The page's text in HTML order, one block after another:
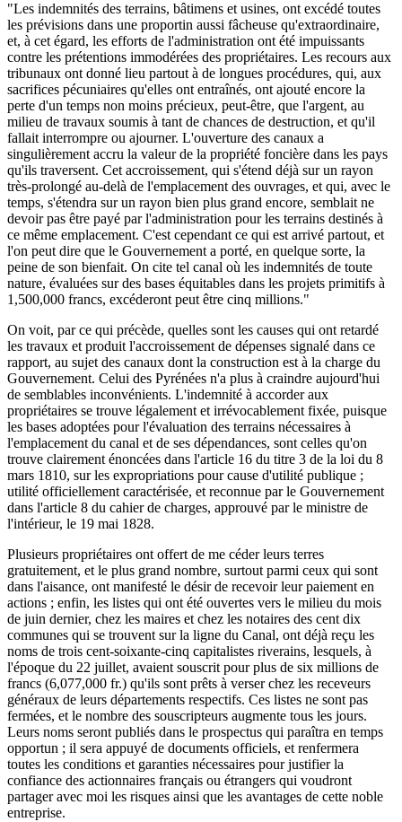
"Les indemnités des terrains, bâtimens et usines, ont excédé toutes
les prévisions dans une proportin aussi fâcheuse qu'extraordinaire,
et, à cet égard, les efforts de l'administration ont été impuissants
contre les prétentions immodérées des propriétaires. Les recours aux
tribunaux ont donné lieu partout à de longues procédures, qui, aux
sacrifices pécuniaires qu'elles ont entraînés, ont ajouté encore la
perte d'un temps non moins précieux, peut-être, que l'argent, au
milieu de travaux soumis à tant de chances de destruction, et qu'il
fallait interrompre ou ajourner. L'ouverture des canaux a
singulièrement accru la valeur de la propriété foncière dans les pays
qu'ils traversent. Cet accroissement, qui s'étend déjà sur un rayon
très-prolongé au-delà de l'emplacement des ouvrages, et qui, avec le
temps, s'étendra sur un rayon bien plus grand encore, semblait ne
devoir pas être payé par l'administration pour les terrains destinés à
ce même emplacement. C'est cependant ce qui est arrivé partout, et
l'on peut dire que le Gouvernement a porté, en quelque sorte, la
peine de son bienfait. On cite tel canal où les indemnités de toute
nature, évaluées sur des bases équitables dans les projets primitifs à
1,500,000 francs, excéderont peut être cinq millions."
On voit, par ce qui précède, quelles sont les causes qui ont retardé
les travaux et produit l'accroissement de dépenses signalé dans ce
rapport, au sujet des canaux dont la construction est à la charge du
Gouvernement. Celui des Pyrénées n'a plus à craindre aujourd'hui
de semblables inconvénients. L'indemnité à accorder aux
propriétaires se trouve légalement et irrévocablement fixée, puisque
les bases adoptées pour l'évaluation des terrains nécessaires à
l'emplacement du canal et de ses dépendances, sont celles qu'on
trouve clairement énoncées dans l'article 16 du titre 3 de la loi du 8
mars 1810, sur les expropriations pour cause d'utilité publique ;
utilité officiellement caractérisée, et reconnue par le Gouvernement
dans l'article 8 du cahier de charges, approuvé par le ministre de
l'intérieur, le 19 mai 1828.
Plusieurs propriétaires ont offert de me céder leurs terres
gratuitement, et le plus grand nombre, surtout parmi ceux qui sont
dans l'aisance, ont manifesté le désir de recevoir leur paiement en
actions ; enfin, les listes qui ont été ouvertes vers le milieu du mois
de juin dernier, chez les maires et chez les notaires des cent dix
communes qui se trouvent sur la ligne du Canal, ont déjà reçu les
noms de trois cent-soixante-cinq capitalistes riverains, lesquels, à
l'époque du 22 juillet, avaient souscrit pour plus de six millions de
francs (6,077,000 fr.) qu'ils sont prêts à verser chez les receveurs
généraux de leurs départements respectifs. Ces listes ne sont pas
fermées, et le nombre des souscripteurs augmente tous les jours.
Leurs noms seront publiés dans le prospectus qui paraîtra en temps
opportun ; il sera appuyé de documents officiels, et renfermera
toutes les conditions et garanties nécessaires pour justifier la
confiance des actionnaires français ou étrangers qui voudront
partager avec moi les risques ainsi que les avantages de cette noble
entreprise.